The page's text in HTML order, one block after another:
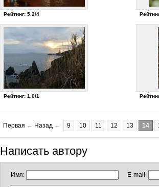
Рейтинг: 5.2/4
Рейтинг: 1.0/1
Первая ← Назад ← 9 10 11 12 13 14
Написать автору
Имя: E-mail: